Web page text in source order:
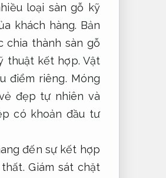
loại sàn gỗ kỹ
khách hàng. Bản
chia thành sàn gỗ
thuật kết hợp. Vật
điểm riêng. Móng
đẹp tự nhiên và
có khoản đầu tư
đến sự kết hợp
Giám sát chặt